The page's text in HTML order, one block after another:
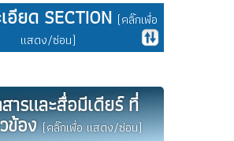
อียด SECTION (คลิ๊กเพื่อ
แสดง/ซ่อน)
ารและสื่อมีเดียร์ ที่
ข้อง(คลิ๊กเพื่อ แสดง/ซ่อน)